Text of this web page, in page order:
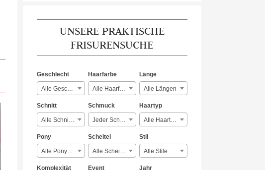
UNSERE PRAKTISCHE
FRISURENSUCHE
Geschlecht
Alle Geschlechter
Haarfarbe
Alle Haarfarben
Länge
Alle Längen
Schnitt
Alle Schnitte
Schmuck
Jeder Schmuck
Haartyp
Alle Haartypen
Pony
Alle Ponyarten
Scheitel
Alle Scheitelarten
Stil
Alle Stile
Komplexität Event Jahr